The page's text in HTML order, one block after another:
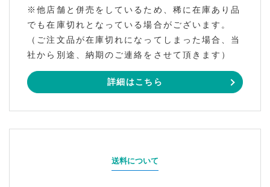
※他店舗と併売をしているため、稀に在庫あり品
でも在庫切れとなっている場合がございます。
（ご注文品が在庫切れになってしまった場合、当
社から別途、納期のご連絡をさせて頂きます）
詳細はこちら
送料について